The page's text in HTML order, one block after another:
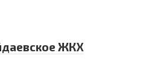
ЖКХ